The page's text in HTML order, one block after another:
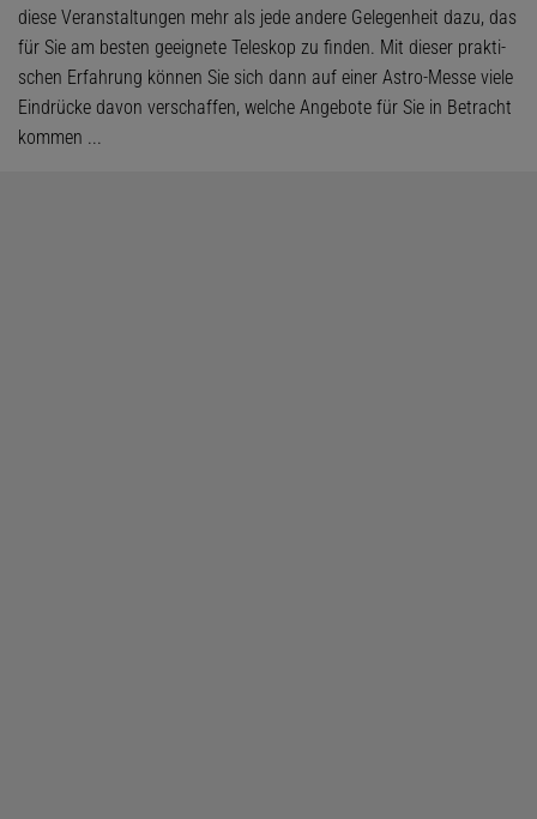
diese Veranstaltungen mehr als jede andere Gelegenheit dazu, das
für Sie am besten geeignete Teleskop zu finden. Mit dieser prakti­
schen Erfahrung können Sie sich dann auf einer Astro-Messe viele
Eindrücke davon verschaffen, welche Angebote für Sie in Betracht
kommen ...